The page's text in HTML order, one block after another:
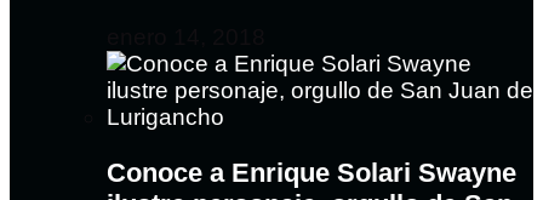
Conoce a Enrique Solari Swayne